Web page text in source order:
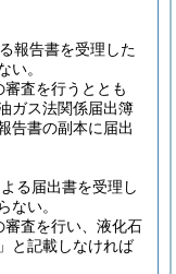
報告書を受理した
い。
査を行うととも
ガス法関係届出簿
告書の副本に届出
る届出書を受理し
ない。
査を行い、液化石
と記載しなければ